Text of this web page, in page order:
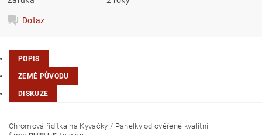
Dotaz
POPIS
ZEMĚ PŮVODU
DISKUZE
Chromová řidítka na Kývačky / Panelky od ověřené kvalitní